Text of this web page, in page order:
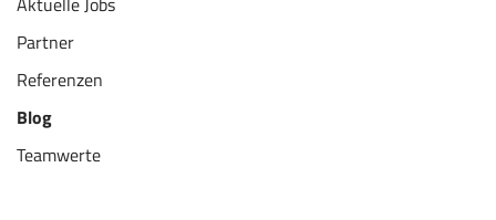
Partner
Referenzen
Blog
Teamwerte